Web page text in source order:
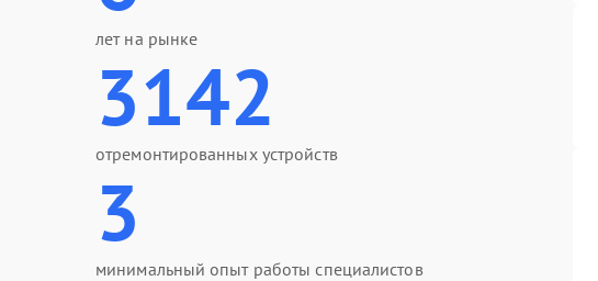
лет на рынке
3142
отремонтированных устройств
3
минимальный опыт работы специалистов